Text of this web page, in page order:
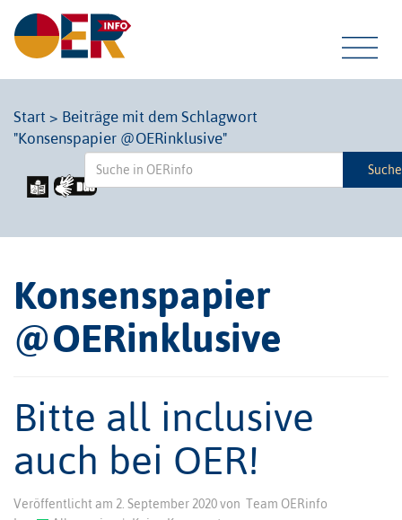
Start > Beiträge mit dem Schlagwort
"Konsenspapier @OERinklusive"
Konsenspapier
@OERinklusive
Bitte all inclusive
auch bei OER!
Veröffentlicht am 2. September 2020von Team OERinfo